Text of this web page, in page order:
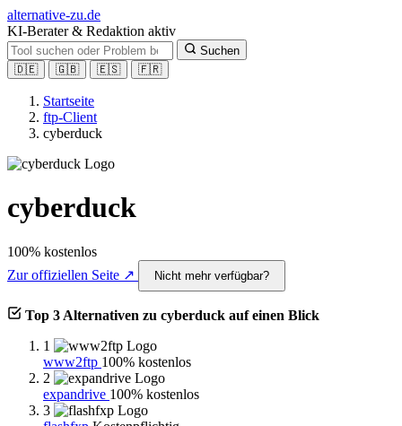
alternative-zu.de
KI-Berater & Redaktion aktiv
Suchen
🇩🇪
🇬🇧 🇪🇸 🇫🇷
Startseite
ftp-Client
cyberduck
cyberduck
100% kostenlos
Zur offiziellen Seite ↗
Nicht mehr verfügbar?
Top 3 Alternativen zu cyberduck auf einen Blick
1
www2ftp 100% kostenlos
2
expandrive 100% kostenlos
3